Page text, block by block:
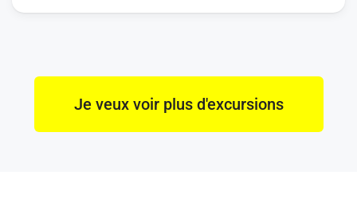
Je veux voir plus d'excursions